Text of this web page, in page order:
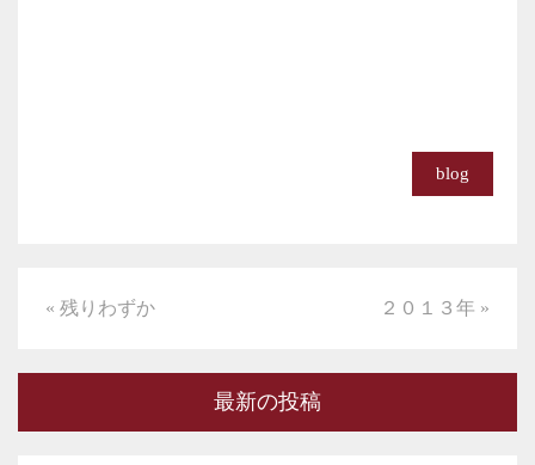
blog
« 残りわずか ２０１３年 »
最新の投稿